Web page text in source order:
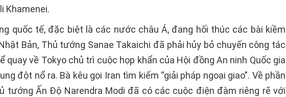
Khamenei.
quốc tế, đặc biệt là các nước châu Á, đang hối thúc các bài kiềm
Bản, Thủ tướng Sanae Takaichi đã phải hủy bỏ chuyến công tác
quay về Tokyo chủ trì cuộc họp khẩn của Hội đồng An ninh Quốc gia
đột nổ ra. Bà kêu gọi Iran tìm kiếm “giải pháp ngoại giao”. Về phần
tướng Ấn Độ Narendra Modi đã có các cuộc điện đàm riêng rẽ với